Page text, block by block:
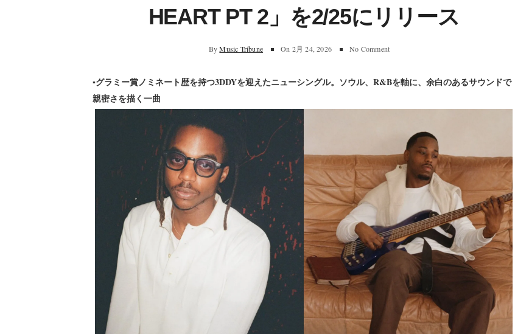
HEART PT 2」を2/25にリリース
By Music Tribune On 2月 24, 2026 No Comment
▪︎グラミー賞ノミネート歴を持つ3DDYを迎えたニューシングル。ソウル、R&Bを軸に、余白のあるサウンドで
親密さを描く一曲